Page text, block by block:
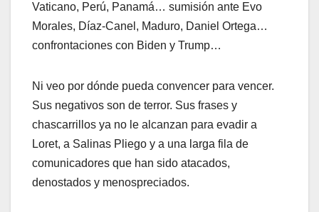
Vaticano, Perú, Panamá… sumisión ante Evo
Morales, Díaz-Canel, Maduro, Daniel Ortega…
confrontaciones con Biden y Trump…
Ni veo por dónde pueda convencer para vencer.
Sus negativos son de terror. Sus frases y
chascarrillos ya no le alcanzan para evadir a
Loret, a Salinas Pliego y a una larga fila de
comunicadores que han sido atacados,
denostados y menospreciados.